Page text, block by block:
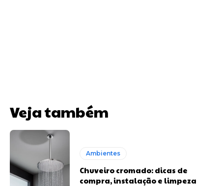
Veja também
Ambientes
Chuveiro cromado: dicas de
compra, instalação e limpeza